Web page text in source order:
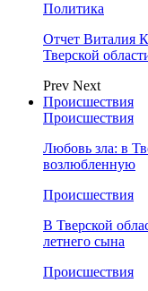
Политика
Отчет Виталия
Тверской
Prev Next
Происшествия
Происшествия
Любовь зла: в
возлюбленную
Происшествия
В Тверской
летнего сына
Происшествия